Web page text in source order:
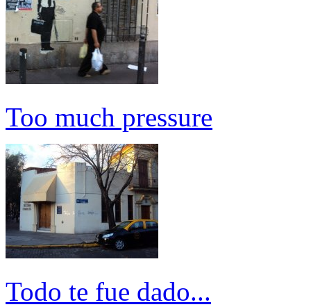
Too much pressure
Todo te fue dado...